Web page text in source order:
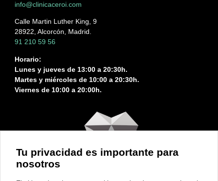
info@clinicaceroi.com
Calle Martin Luther King, 9
28922, Alcorcón, Madrid.
91 210 59 56
Horario:
Lunes y jueves de 13:00 a 20:30h.
Martes y miércoles de 10:00 a 20:30h.
Viernes de 10:00 a 20:00h.
Tu privacidad es importante para
nosotros